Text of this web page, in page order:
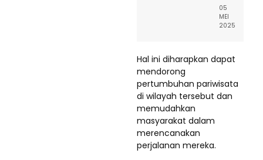
05
MEI
2025
Hal ini diharapkan dapat
mendorong
pertumbuhan pariwisata
di wilayah tersebut dan
memudahkan
masyarakat dalam
merencanakan
perjalanan mereka.